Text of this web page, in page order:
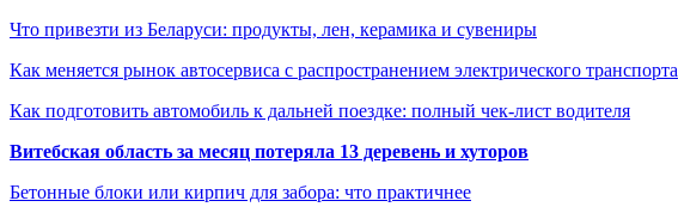
Что привезти из Беларуси: продукты, лен, керамика и сувениры
Как меняется рынок автосервиса с распространением электрического транспорта
Как подготовить автомобиль к дальней поездке: полный чек-лист водителя
Витебская область за месяц потеряла 13 деревень и хуторов
Бетонные блоки или кирпич для забора: что практичнее